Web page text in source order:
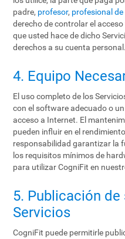
padre, profesor, profesional de
derecho de controlar el
que usted hace de dicho
derechos a su cuenta personal.
4. Equipo
El uso completo de los
con el software adecuado o
acceso a Internet. El
pueden influir en el
responsabilidad garantizar la
los requisitos mínimos de
para utilizar CogniFit en
5. Publicación
Servicios
CogniFit puede permitirle